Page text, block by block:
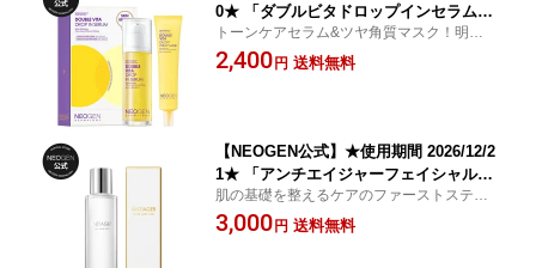
0★ 「ダブルビタドロップインセラム＋
グローラップマスク企画セット(50ml+4
0ml)」 美容液 キメ ツヤ くすみケア 保
トーンケアセラム&ツヤ角質マスク！明るく
輝くツヤ肌を作るダブルビタ2点セット◎
2,400円 送料無料
【NEOGEN公式】★使用期間 2026/12/2
1★ 「アンチエイジャーフェイシャルベ
ースコート 140ml」 美容液 キメ ツヤ
くすみケア 高保湿 うるおい ふっくら
肌の基礎を整えるケアのファーストステッ
プベース
3,000円 送料無料